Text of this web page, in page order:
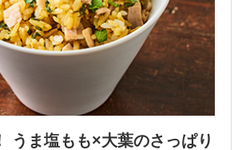
うま塩もも×大葉のさっぱり